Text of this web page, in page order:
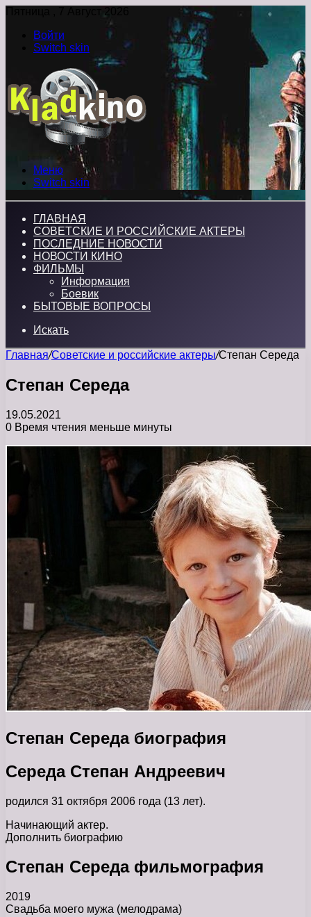
Пятница , 7 Август 2026
Войти
Switch skin
Меню
Switch skin
ГЛАВНАЯ
СОВЕТСКИЕ И РОССИЙСКИЕ АКТЕРЫ
ПОСЛЕДНИЕ НОВОСТИ
НОВОСТИ КИНО
ФИЛЬМЫ
Информация
Боевик
БЫТОВЫЕ ВОПРОСЫ
Искать
Главная/Советские и российские актеры/Степан Середа
Степан Середа
19.05.2021
0 Время чтения меньше минуты
Степан Середа биография
Середа Степан Андреевич
родился 31 октября 2006 года (13 лет).
Начинающий актер.
Дополнить биографию
Степан Середа фильмография
2019
Свадьба моего мужа (мелодрама)